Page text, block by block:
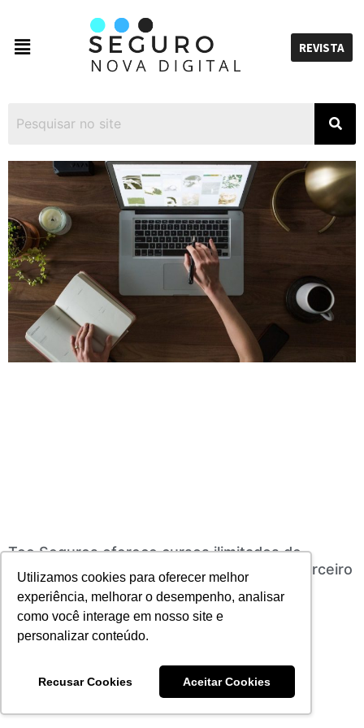
Utilizamos cookies para oferecer melhor
experiência, melhorar o desempenho, analisar
como você interage em nosso site e
personalizar conteúdo.
Recusar Cookies Aceitar Cookies
REVISTA
Too Seguros oferece cursos ilimitados de
marketing digital ao corretor de seguros parceiro
18/10/2021 Nenhum comentário
Leia mais